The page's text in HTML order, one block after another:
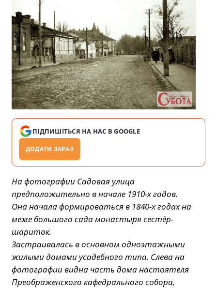
ПІДПИШІТЬСЯ НА НАС В GOOGLE
ДОДАТИ ЗАРАЗ
На фотографии Садовая улица
предположительно в начале 1910-х годов.
Она начала формироваться в 1840-х годах на
меже большого сада монастыря сестёр-
шариток.
Застраивалась в основном одноэтажными
жилыми домами усадебного типа. Слева на
фотографии видна часть дома настоятеля
Преображенского кафедрального собора,